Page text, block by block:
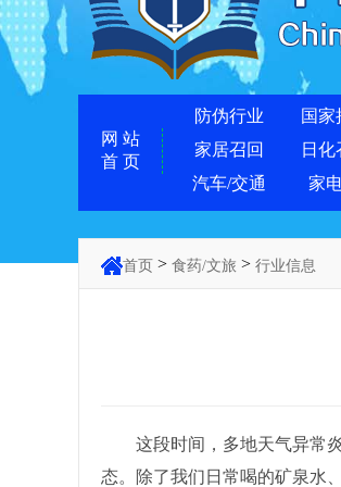
网 站
首 页
防伪行业 国家
家居召回
日化
汽车/交通
家
首页 > 食药/文旅 > 行业信息
这段时间，多地天气异常炎
态。除了我们日常喝的矿泉水